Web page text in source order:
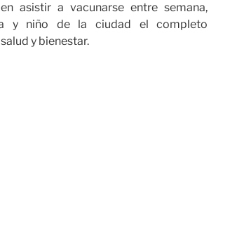
asistir a vacunarse entre semana,
y niño de la ciudad el completo
y bienestar.